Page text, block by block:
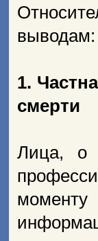
1.
смерти
Лица, о